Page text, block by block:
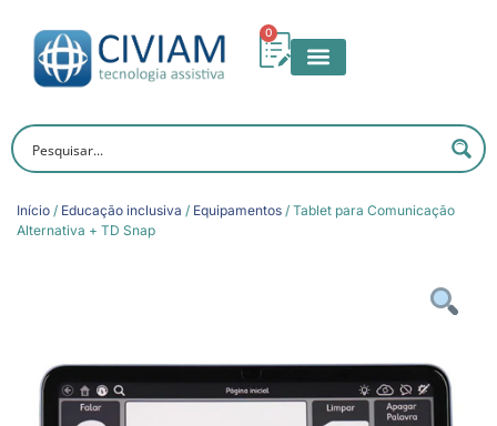
0
Início / Educação inclusiva / Equipamentos / Tablet para Comunicação
Alternativa + TD Snap